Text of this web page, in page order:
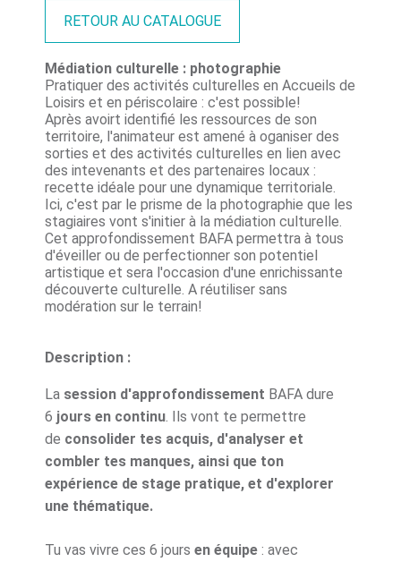
RETOUR AU CATALOGUE
Médiation culturelle : photographie
Pratiquer des activités culturelles en Accueils de
Loisirs et en périscolaire : c'est possible!
Après avoirt identifié les ressources de son
territoire, l'animateur est amené à oganiser des
sorties et des activités culturelles en lien avec
des intevenants et des partenaires locaux :
recette idéale pour une dynamique territoriale.
Ici, c'est par le prisme de la photographie que les
stagiaires vont s'initier à la médiation culturelle.
Cet approfondissement BAFA permettra à tous
d'éveiller ou de perfectionner son potentiel
artistique et sera l'occasion d'une enrichissante
découverte culturelle. A réutiliser sans
modération sur le terrain!
Description :
La session d'approfondissement BAFA dure
6 jours en continu . Ils vont te permettre
de consolider tes acquis, d'analyser et
combler tes manques, ainsi que ton
expérience de stage pratique, et d'explorer
une thématique.
Tu vas vivre ces 6 jours en équipe : avec